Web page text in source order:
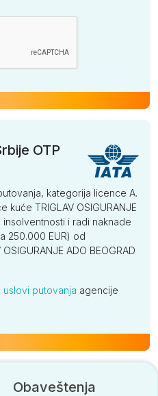
OTP
kategorija licence A.
kuće TRIGLAV OSIGURANJE
insolventnosti i radi naknade
250.000 EUR) od
ADO BEOGRAD
uslovi putovanja agencije
Obaveštenja